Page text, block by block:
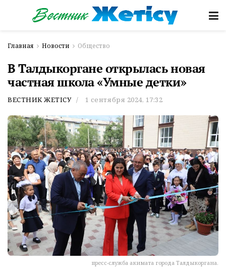
Главная Новости Общество
В Талдыкоргане открылась новая
частная школа «Умные детки»
ВЕСТНИК ЖЕТІСУ 1 сентября 2024, 17:32
пресс-служба акимата города Талдыкоргана.